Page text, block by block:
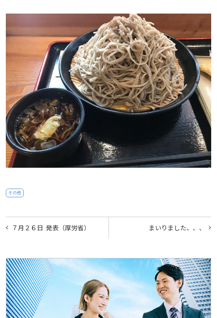
その他
投
ビ
ゲ
ー
シ
まいりました、、、
７月２６日 発表（厚労省）